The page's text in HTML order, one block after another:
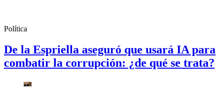
Política
De la Espriella aseguró que usará IA para
combatir la corrupción: ¿de qué se trata?